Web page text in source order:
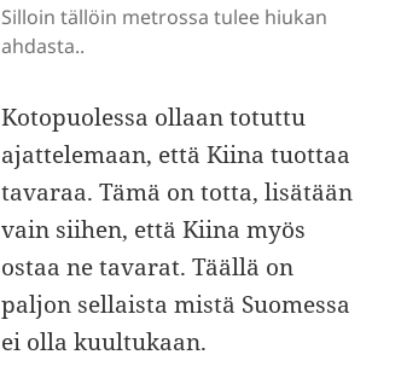
Silloin tällöin metrossa tulee hiukan
ahdasta..
Kotopuolessa ollaan totuttu
ajattelemaan, että Kiina tuottaa
tavaraa. Tämä on totta, lisätään
vain siihen, että Kiina myös
ostaa ne tavarat. Täällä on
paljon sellaista mistä Suomessa
ei olla kuultukaan.